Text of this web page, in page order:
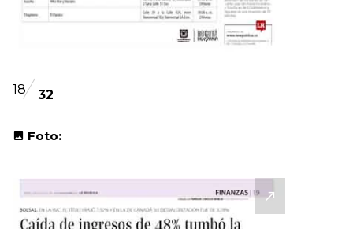
18 32
Foto: